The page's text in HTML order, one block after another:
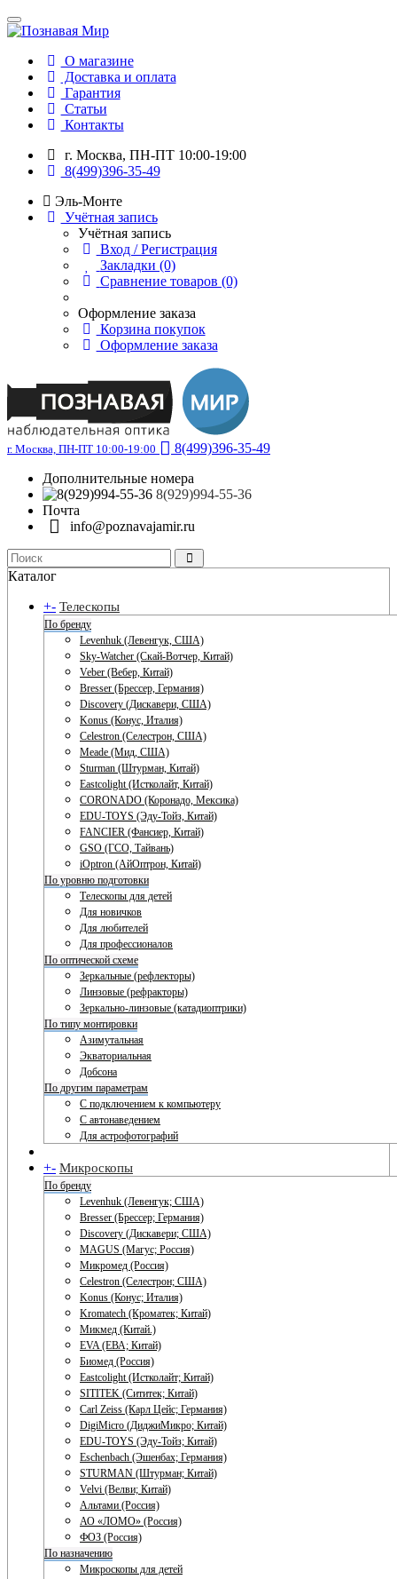
О магазине
Доставка и оплата
Гарантия
Статьи
Контакты
г. Москва, ПН-ПТ 10:00-19:00
8(499)396-35-49
Эль-Монте
Учётная запись
Учётная запись
Вход / Регистрация
Закладки (0)
Сравнение товаров (0)
Оформление заказа
Корзина покупок
Оформление заказа
г. Москва, ПН-ПТ 10:00-19:00
8(499)396-35-49
Дополнительные номера
8(929)994-55-36
Почта
info@poznavajamir.ru
Каталог
+- Телескопы
По бренду
Levenhuk (Левенгук, США)
Sky-Watcher (Скай-Вотчер, Китай)
Veber (Вебер, Китай)
Bresser (Брессер, Германия)
Discovery (Дискавери, США)
Konus (Конус, Италия)
Celestron (Селестрон, США)
Meade (Мид, США)
Sturman (Штурман, Китай)
Eastcolight (Истколайт, Китай)
CORONADO (Коронадо, Мексика)
EDU-TOYS (Эду-Тойз, Китай)
FANCIER (Фансиер, Китай)
GSO (ГСО, Тайвань)
iOptron (АйОптрон, Китай)
По уровню подготовки
Телескопы для детей
Для новичков
Для любителей
Для профессионалов
По оптической схеме
Зеркальные (рефлекторы)
Линзовые (рефракторы)
Зеркально-линзовые (катадиоптрики)
По типу монтировки
Азимутальная
Экваториальная
Добсона
По другим параметрам
С подключением к компьютеру
С автонаведением
Для астрофотографий
+- Микроскопы
По бренду
Levenhuk (Левенгук; США)
Bresser (Брессер; Германия)
Discovery (Дискавери; США)
MAGUS (Магус; Россия)
Микромед (Россия)
Celestron (Селестрон; США)
Konus (Конус; Италия)
Kromatech (Кроматек; Китай)
Микмед (Китай.)
EVA (ЕВА; Китай)
Биомед (Россия)
Eastcolight (Истколайт; Китай)
SITITEK (Сититек; Китай)
Carl Zeiss (Карл Цейс; Германия)
DigiMicro (ДиджиМикро; Китай)
EDU-TOYS (Эду-Тойз; Китай)
Eschenbach (Эшенбах; Германия)
STURMAN (Штурман; Китай)
Velvi (Велви; Китай)
Альтами (Россия)
АО «ЛОМО» (Россия)
ФОЗ (Россия)
По назначению
Микроскопы для детей